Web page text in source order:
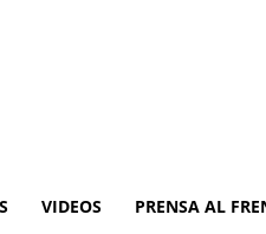
VIDEOS PRENSA AL